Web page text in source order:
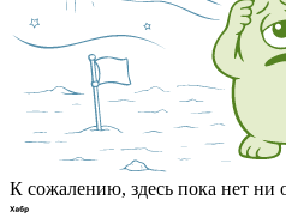
К сожалению, здесь пока нет ни